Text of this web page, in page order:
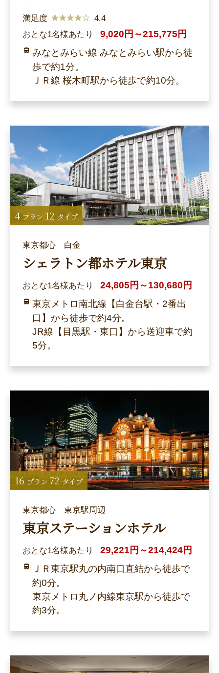
満足度
4.4
おとな1名様あたり
9,020円～215,775円
みなとみらい線 みなとみらい駅から徒
歩で約1分。
ＪＲ線 桜木町駅から徒歩で約10分。
東京都心 白金
シェラトン都ホテル東京
おとな1名様あたり
24,805円～130,680円
東京メトロ南北線【白金台駅・2番出
口】から徒歩で約4分。
JR線【目黒駅・東口】から送迎車で約
5分。
4 プラン 12 タイプ
東京都心 東京駅周辺
東京ステーションホテル
おとな1名様あたり
29,221円～214,424円
ＪＲ東京駅丸の内南口直結から徒歩で
約0分。
東京メトロ丸ノ内線東京駅から徒歩で
約3分。
16 プラン 72 タイプ